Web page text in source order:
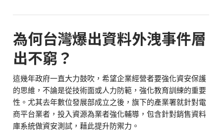
為何台灣爆出資料外洩事件層
出不窮？
這幾年政府一直大力鼓吹，希望企業經營者要強化資安保護
的思維，不論是從技術面或人力防範，強化教育訓練的重要
性。尤其去年數位發展部成立之後，旗下的產業署就針對電
商平台業者，投入資源為業者強化輔導，包含針對銷售資料
庫系統做資安測試，藉此提升防禦力。